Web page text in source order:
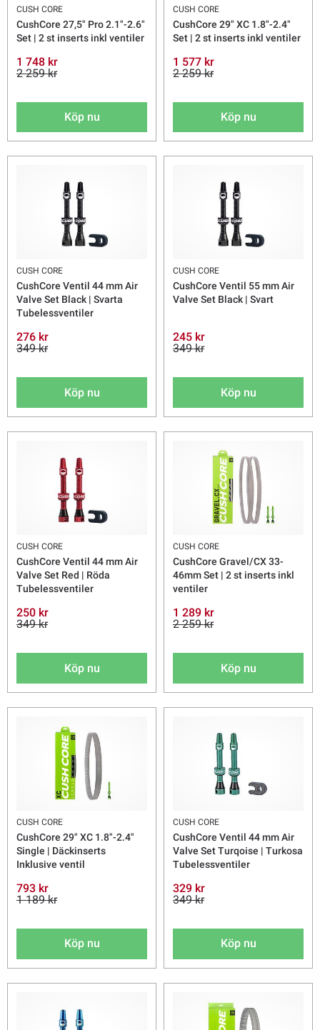
CUSH CORE
CushCore 27,5" Pro 2.1"-2.6"
Set | 2 st inserts inkl ventiler
1 748 kr
2 259 kr
Köp nu
CUSH CORE
CushCore 29" XC 1.8"-2.4"
Set | 2 st inserts inkl ventiler
1 577 kr
2 259 kr
Köp nu
CUSH CORE
CushCore Ventil 44 mm Air
Valve Set Black | Svarta
Tubelessventiler
276 kr
349 kr
Köp nu
CUSH CORE
CushCore Ventil 55 mm Air
Valve Set Black | Svart
245 kr
349 kr
Köp nu
CUSH CORE
CushCore Ventil 44 mm Air
Valve Set Red | Röda
Tubelessventiler
250 kr
349 kr
Köp nu
CUSH CORE
CushCore Gravel/CX 33-
46mm Set | 2 st inserts inkl
ventiler
1 289 kr
2 259 kr
Köp nu
CUSH CORE
CushCore 29" XC 1.8"-2.4"
Single | Däckinserts
Inklusive ventil
793 kr
1 189 kr
Köp nu
CUSH CORE
CushCore Ventil 44 mm Air
Valve Set Turqoise | Turkosa
Tubelessventiler
329 kr
349 kr
Köp nu